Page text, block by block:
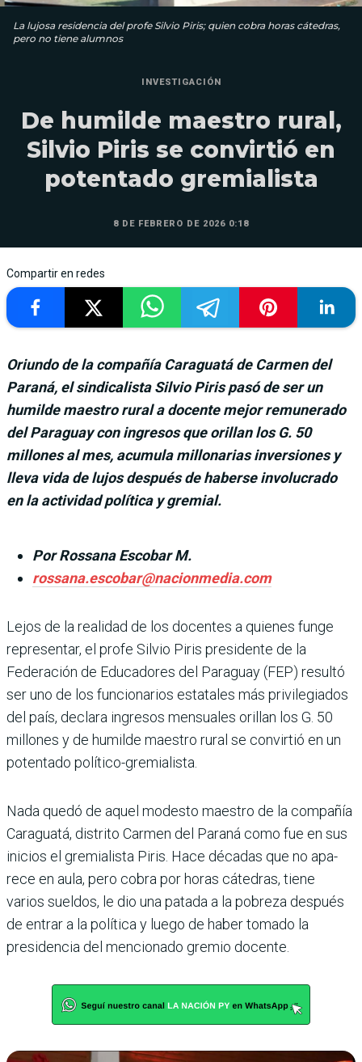
La lujosa residencia del profe Silvio Piris; quien cobra horas cátedras,
pero no tiene alumnos
INVESTIGACIÓN
De humilde maestro rural,
Silvio Piris se convirtió en
potentado gremialista
8 DE FEBRERO DE 2026 0:18
Compartir en redes
Oriundo de la compañía Caraguatá de Carmen del
Paraná, el sindicalista Silvio Piris pasó de ser un
humilde maestro rural a docente mejor remunerado
del Paraguay con ingresos que orillan los G. 50
millones al mes, acumula millonarias inversiones y
lleva vida de lujos después de haberse involucrado
en la actividad política y gremial.
Por Rossana Escobar M.
rossana.escobar@nacionmedia.com
Lejos de la realidad de los docentes a quienes funge
representar, el profe Silvio Piris presidente de la
Federación de Educa­dores del Paraguay (FEP) resultó
ser uno de los funcio­narios estatales más privile­giados
del país, declara ingre­sos mensuales orillan los G. 50
millones y de humilde maestro rural se convirtió en un
potentado político-gre­mialista.
Nada quedó de aquel modesto maestro de la compañía
Caraguatá, distrito Carmen del Paraná como fue en sus
inicios el gremialista Piris. Hace décadas que no apa­
rece en aula, pero cobra por horas cátedras, tiene
varios sueldos, le dio una patada a la pobreza después
de entrar a la política y luego de haber tomado la
presidencia del mencionado gremio docente.